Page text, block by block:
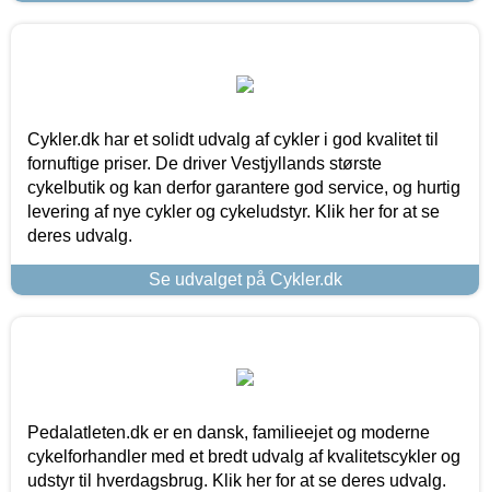
Cykler.dk har et solidt udvalg af cykler i god kvalitet til
fornuftige priser. De driver Vestjyllands største
cykelbutik og kan derfor garantere god service, og hurtig
levering af nye cykler og cykeludstyr. Klik her for at se
deres udvalg.
Se udvalget på Cykler.dk
Pedalatleten.dk er en dansk, familieejet og moderne
cykelforhandler med et bredt udvalg af kvalitetscykler og
udstyr til hverdagsbrug. Klik her for at se deres udvalg.